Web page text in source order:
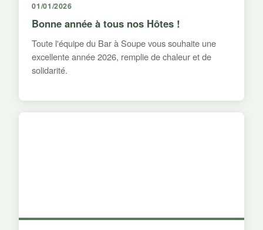
01/01/2026
Bonne année à tous nos Hôtes !
Toute l'équipe du Bar à Soupe vous souhaite une
excellente année 2026, remplie de chaleur et de
solidarité.